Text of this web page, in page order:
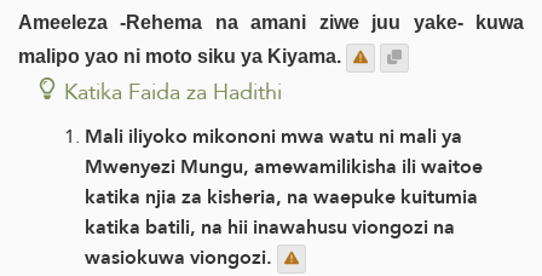
Ameeleza -Rehema na amani ziwe juu yake- kuwa
malipo yao ni moto siku ya Kiyama.
Katika Faida za Hadithi
Mali iliyoko mikononi mwa watu ni mali ya
Mwenyezi Mungu, amewamilikisha ili waitoe
katika njia za kisheria, na waepuke kuitumia
katika batili, na hii inawahusu viongozi na
wasiokuwa viongozi.